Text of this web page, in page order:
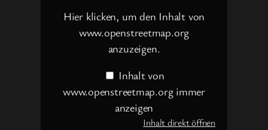
anzeigenHier klicken, um den Inhalt von
www.openstreetmap.org
anzuzeigen.
Inhalt von
www.openstreetmap.org immer
anzeigen
Inhalt direkt öffnen